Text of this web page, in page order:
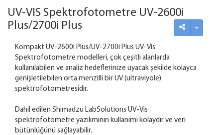
UV-VIS Spektrofotometre UV-2600i
Plus/2700i Plus
Kompakt UV-2600i Plus/UV-2700i Plus UV-Vis
Spektrofotometre modelleri, çok çeşitli alanlarda
kullanılabilen ve analiz hedeflerinize uyacak şekilde kolayca
genişletilebilen orta menzilli bir UV (ultraviyole)
spektrofotometresidir.
Dahil edilen Shimadzu LabSolutions UV-Vis
spektrofotometre yazılımının kullanımı kolaydır ve veri
bütünlüğünü sağlayabilir.